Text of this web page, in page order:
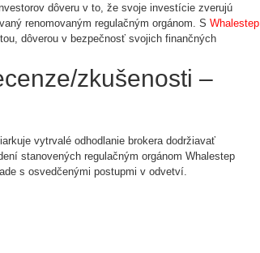
dôveru v to, že svoje investície zverujú
renomovaným regulačným orgánom. S Whalestep
dôverou v bezpečnosť svojich finančných
zkušenosti –
vytrvalé odhodlanie brokera dodržiavať
stanovených regulačným orgánom Whalestep
s osvedčenými postupmi v odvetví.